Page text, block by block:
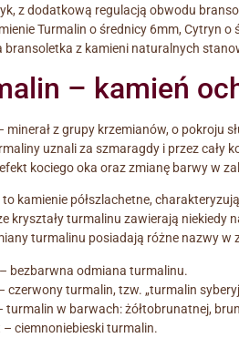
z dodatkową regulacją obwodu
Turmalin o średnicy 6mm, Cytryn
bransoletka z kamieni naturalnych
– kamień
minerał z grupy krzemianów, o pokroju
uznali za szmaragdy i przez cały
kociego oka oraz zmianę barwy w
kamienie półszlachetne,
kryształy turmalinu zawierają niekiedy
turmalinu posiadają różne nazwy w
bezbarwna odmiana turmalinu.
czerwony turmalin, tzw. „turmalin
turmalin w barwach: żółtobrunatnej,
ciemnoniebieski turmalin.